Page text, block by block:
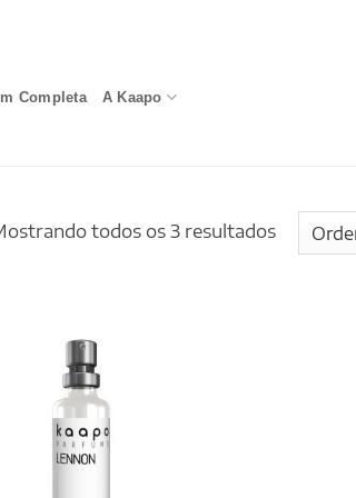
Completa A Kaapo
todos os 3 resultados